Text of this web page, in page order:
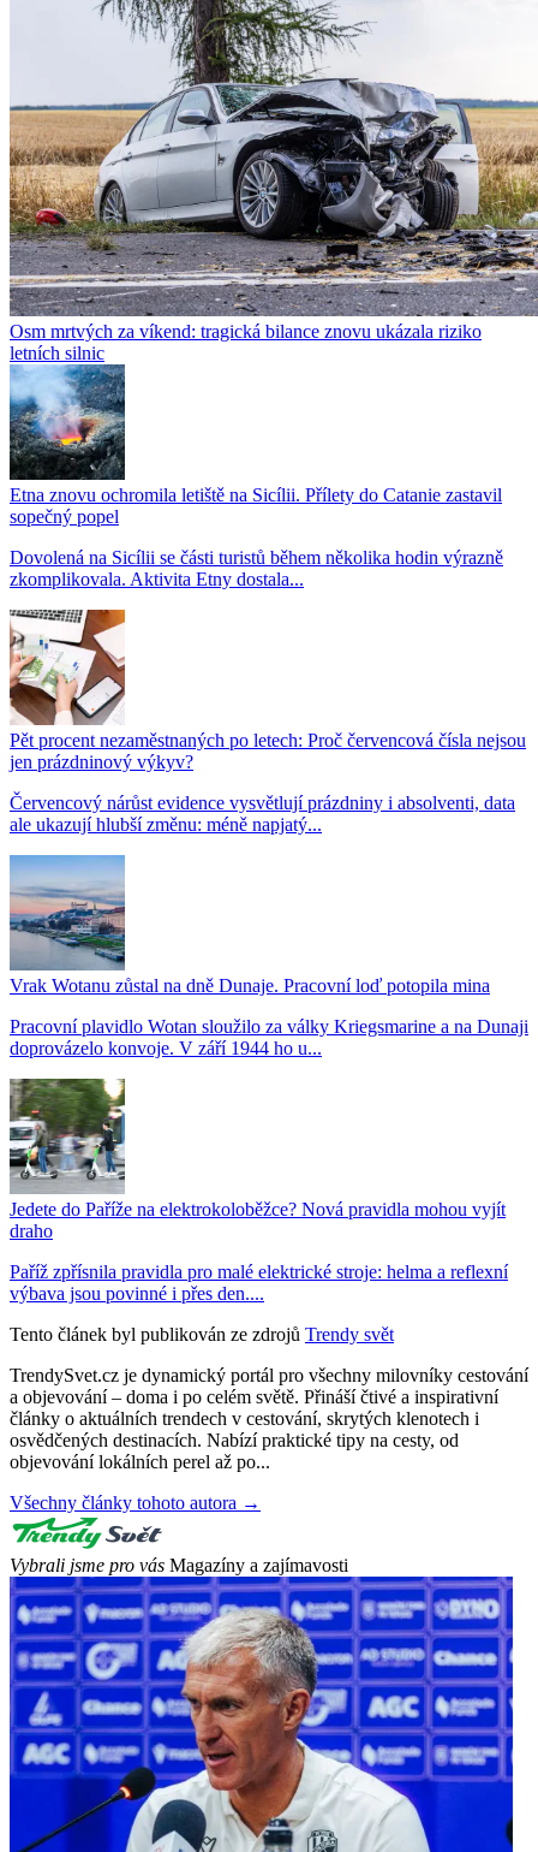
Osm mrtvých za víkend: tragická bilance znovu ukázala riziko
letních silnic
Etna znovu ochromila letiště na Sicílii. Přílety do Catanie zastavil
sopečný popel
Dovolená na Sicílii se části turistů během několika hodin výrazně
zkomplikovala. Aktivita Etny dostala...
Pět procent nezaměstnaných po letech: Proč červencová čísla nejsou
jen prázdninový výkyv?
Červencový nárůst evidence vysvětlují prázdniny i absolventi, data
ale ukazují hlubší změnu: méně napjatý...
Vrak Wotanu zůstal na dně Dunaje. Pracovní loď potopila mina
Pracovní plavidlo Wotan sloužilo za války Kriegsmarine a na Dunaji
doprovázelo konvoje. V září 1944 ho u...
Jedete do Paříže na elektrokoloběžce? Nová pravidla mohou vyjít
draho
Paříž zpřísnila pravidla pro malé elektrické stroje: helma a reflexní
výbava jsou povinné i přes den....
Tento článek byl publikován ze zdrojů Trendy svět
TrendySvet.cz je dynamický portál pro všechny milovníky cestování
a objevování – doma i po celém světě. Přináší čtivé a inspirativní
články o aktuálních trendech v cestování, skrytých klenotech i
osvědčených destinacích. Nabízí praktické tipy na cesty, od
objevování lokálních perel až po...
Všechny články tohoto autora →
Vybrali jsme pro vás Magazíny a zajímavosti